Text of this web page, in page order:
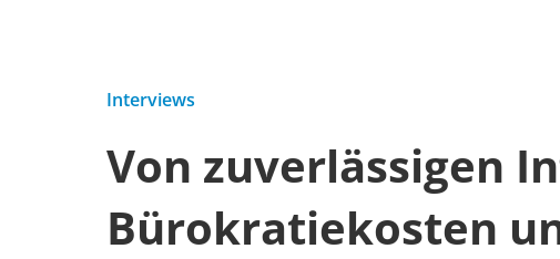
Interviews
Von zuverlässigen
Bürokratiekosten